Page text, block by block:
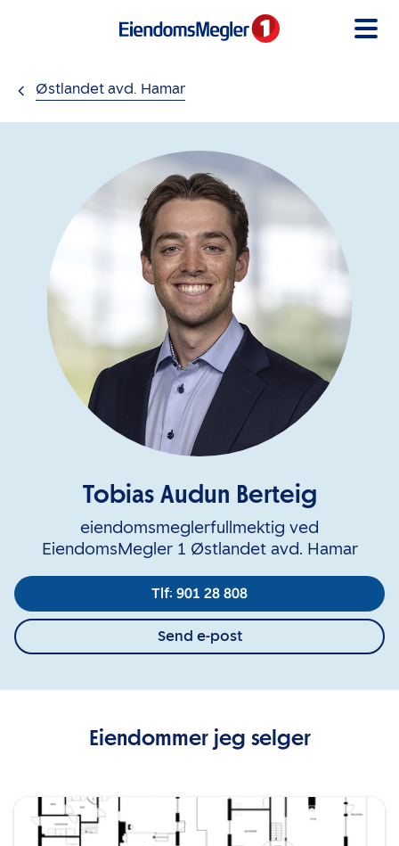
Østlandet avd. Hamar
Tobias Audun Berteig
eiendomsmeglerfullmektig ved
EiendomsMegler 1 Østlandet avd. Hamar
Tlf: 901 28 808
Send e-post
Eiendommer jeg selger